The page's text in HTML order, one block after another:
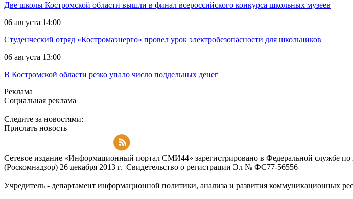
Две школы Костромской области вышли в финал всероссийского конкурса школьных музеев
06 августа 14:00
Студенческий отряд «Костромаэнерго» провел урок электробезопасности для школьников
06 августа 13:00
В Костромской области резко упало число поддельных денег
Реклама
Социальная реклама
Следите за новостями:
Прислать новость
Сетевое издание «Информационный портал СМИ44» зарегистрировано в Федеральной службе
(Роскомнадзор) 26 декабря 2013 г. Свидетельство о регистрации Эл № ФC77-56556
Учредитель - департамент информационной политики, анализа и развития коммуникационных